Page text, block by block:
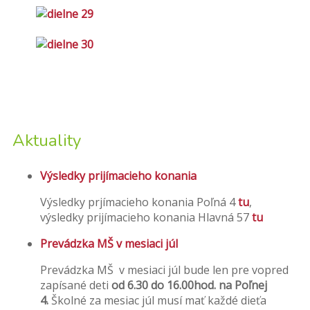
Aktuality
Výsledky prijímacieho konania
Výsledky prjímacieho konania Poľná 4tu,
výsledky prijímacieho konania Hlavná 57tu
Prevádzka MŠ v mesiaci júl
Prevádzka MŠ v mesiaci júl bude len pre vopred
zapísané deti od 6.30 do 16.00hod. na Poľnej
4. Školné za mesiac júl musí mať každé dieťa